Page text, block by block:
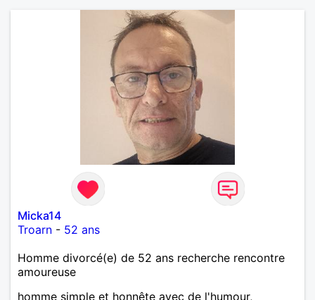
pense en tout cas 😂)
Micka14
Troarn - 52 ans
Homme divorcé(e) de 52 ans recherche rencontre
amoureuse
homme simple et honnête avec de l'humour,